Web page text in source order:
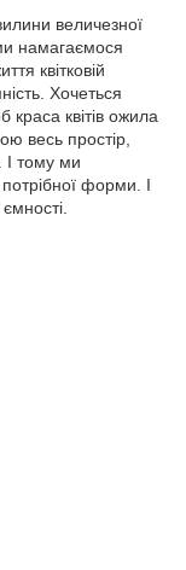
величезної
намагаємося
квітковій
Хочеться
краса квітів ожила
весь простір,
І тому ми
форми. І